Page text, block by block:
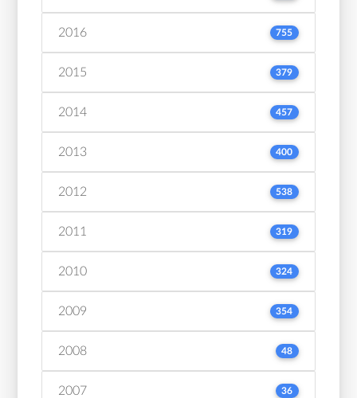
2016 755
2015 379
2014 457
2013 400
2012 538
2011 319
2010 324
2009 354
2008 48
2007 36